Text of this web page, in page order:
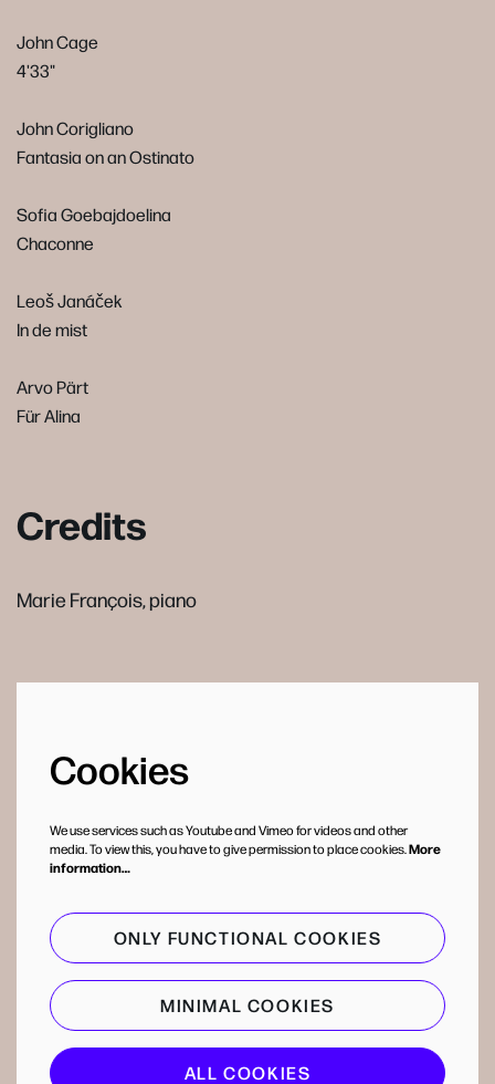
John Cage
4'33"
John Corigliano
Fantasia on an Ostinato
Sofia Goebajdoelina
Chaconne
Leoš Janáček
In de mist
Arvo Pärt
Für Alina
Credits
Marie François, piano
Cookies
We use services such as Youtube and Vimeo for videos and other
media. To view this, you have to give permission to place cookies.More
information…
ONLY FUNCTIONAL COOKIES
MINIMAL COOKIES
ALL COOKIES